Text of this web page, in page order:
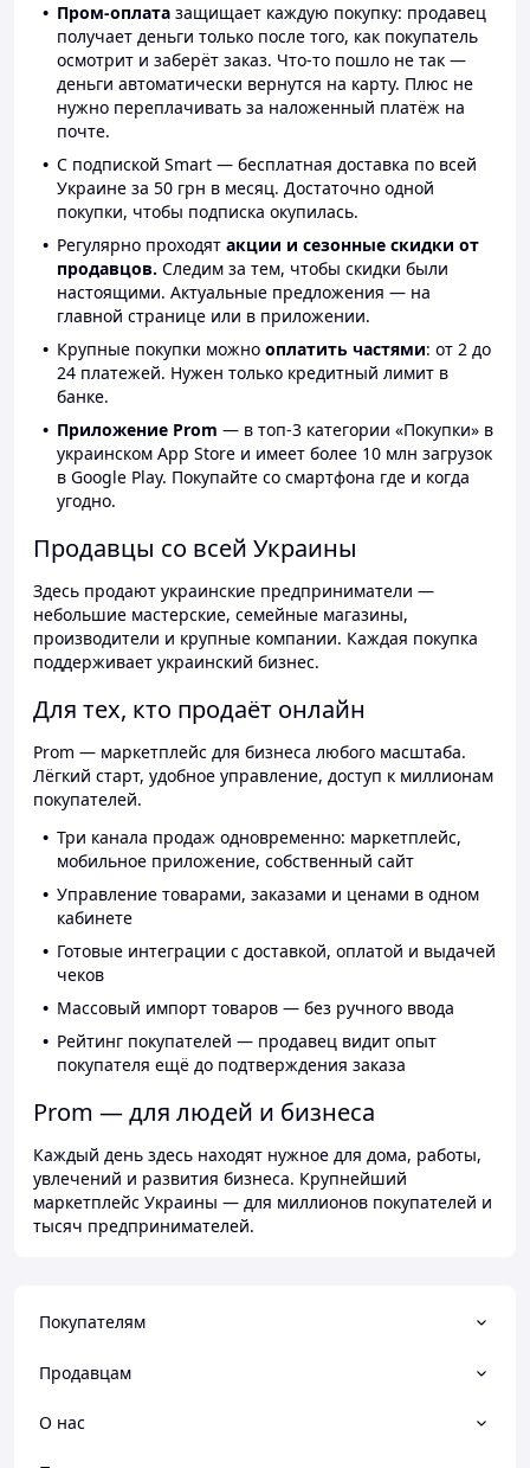
Пром-оплата защищает каждую покупку: продавец
получает деньги только после того, как покупатель
осмотрит и заберёт заказ. Что-то пошло не так —
деньги автоматически вернутся на карту. Плюс не
нужно переплачивать за наложенный платёж на
почте.
С подпиской Smart — бесплатная доставка по всей
Украине за 50 грн в месяц. Достаточно одной
покупки, чтобы подписка окупилась.
Регулярно проходят акции и сезонные скидки от
продавцов. Следим за тем, чтобы скидки были
настоящими. Актуальные предложения — на
главной странице или в приложении.
Крупные покупки можно оплатить частями: от 2 до
24 платежей. Нужен только кредитный лимит в
банке.
Приложение Prom — в топ-3 категории «Покупки» в
украинском App Store и имеет более 10 млн загрузок
в Google Play. Покупайте со смартфона где и когда
угодно.
Продавцы со всей Украины
Здесь продают украинские предприниматели —
небольшие мастерские, семейные магазины,
производители и крупные компании. Каждая покупка
поддерживает украинский бизнес.
Для тех, кто продаёт онлайн
Prom — маркетплейс для бизнеса любого масштаба.
Лёгкий старт, удобное управление, доступ к миллионам
покупателей.
Три канала продаж одновременно: маркетплейс,
мобильное приложение, собственный сайт
Управление товарами, заказами и ценами в одном
кабинете
Готовые интеграции с доставкой, оплатой и выдачей
чеков
Массовый импорт товаров — без ручного ввода
Рейтинг покупателей — продавец видит опыт
покупателя ещё до подтверждения заказа
Prom — для людей и бизнеса
Каждый день здесь находят нужное для дома, работы,
увлечений и развития бизнеса. Крупнейший
маркетплейс Украины — для миллионов покупателей и
тысяч предпринимателей.
Покупателям
Продавцам
О нас